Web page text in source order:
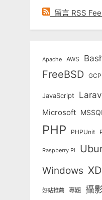
留言 RSS
Apache AWS
FreeBSD GCP
JavaScript
Microsoft
PHP PHPUnit
Raspberry Pi
Windows XD
好站推薦 專題 攝